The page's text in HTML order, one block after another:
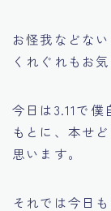
お怪我などな
くれぐれもお
今日は3.11で
もとに、本せ
思います。
それでは今日